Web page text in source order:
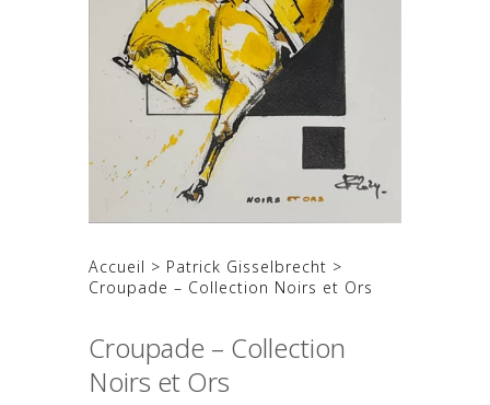
Accueil > Patrick Gisselbrecht >
Croupade – Collection Noirs et Ors
Croupade – Collection
Noirs et Ors